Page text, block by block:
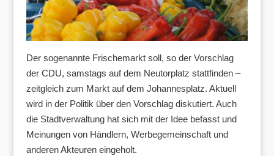
Der sogenannte Frischemarkt soll, so der Vorschlag
der CDU, samstags auf dem Neutorplatz stattfinden –
zeitgleich zum Markt auf dem Johannesplatz. Aktuell
wird in der Politik über den Vorschlag diskutiert. Auch
die Stadtverwaltung hat sich mit der Idee befasst und
Meinungen von Händlern, Werbegemeinschaft und
anderen Akteuren eingeholt.